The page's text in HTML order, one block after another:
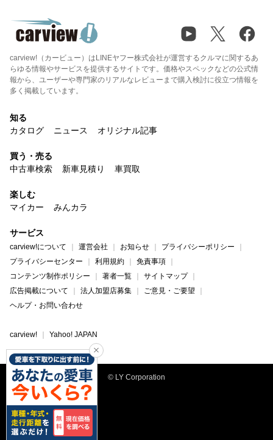
carview!（カービュー）はLINEヤフー株式会社が運営するクルマに関するあ
らゆる情報やサービスを提供するサイトです。価格やスペックなどの公式情
報から、ユーザーや専門家のリアルなレビューまで購入検討に役立つ情報を
多く掲載しています。
知る
カタログ
ニュース オリジナル記事
買う・売る
中古車検索
新車見積り 車買取
楽しむ
マイカー
みんカラ
サービス
carview!について 運営会社 お知らせ
プライバシーポリシー
プライバシーセンター
利用規約
免責事項
コンテンツ制作ポリシー
著者一覧
サイトマップ
広告掲載について
法人加盟店募集
ご意見・ご要望
ヘルプ・お問い合わせ
carview! Yahoo! JAPAN
© LY Corporation